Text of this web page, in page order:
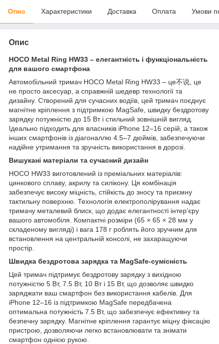
Опис Характеристики Доставка Оплата Умови
Опис
HOCO Metal Ring HW33 – елегантність і функціональність
для вашого смартфона
Автомобільний тримач HOCO Metal Ring HW33 – це不说, це
не просто аксесуар, а справжній шедевр технології та
дизайну. Створений для сучасних водіїв, цей тримач поєднує
магнітне кріплення з підтримкою MagSafe, швидку бездротову
зарядку потужністю до 15 Вт і стильний зовнішній вигляд.
Ідеально підходить для власників iPhone 12–16 серій, а також
інших смартфонів із діагоналлю 4.5–7 дюймів, забезпечуючи
надійне утримання та зручність використання в дорозі.
Вишукані матеріали та сучасний дизайн
HOCO HW33 виготовлений із преміальних матеріалів:
цинкового сплаву, акрилу та силікону. Ця комбінація
забезпечує високу міцність, стійкість до зносу та приємну
тактильну поверхню. Технологія електрополірування надає
тримачу металевий блиск, що додає елегантності інтер’єру
вашого автомобіля. Компактні розміри (65 × 65 × 28 мм у
складеному вигляді) і вага 178 г роблять його зручним для
встановлення на центральній консолі, не захаращуючи
простір.
Швидка бездротова зарядка та MagSafe-сумісність
Цей тримач підтримує бездротову зарядку з вихідною
потужністю 5 Вт, 7.5 Вт, 10 Вт і 15 Вт, що дозволяє швидко
заряджати ваш смартфон без використання кабелів. Для
iPhone 12–16 із підтримкою MagSafe передбачена
оптимальна потужність 7.5 Вт, що забезпечує ефективну та
безпечну зарядку. Магнітне кріплення гарантує міцну фіксацію
пристрою, дозволяючи легко встановлювати та знімати
смартфон однією рукою.